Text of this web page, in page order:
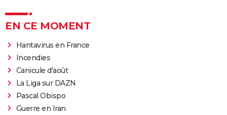
EN CE MOMENT
Hantavirus en France
Incendies
Canicule d'août
La Liga sur DAZN
Pascal Obispo
Guerre en Iran